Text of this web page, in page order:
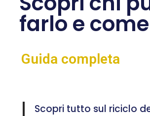
farlo e come
Guida completa
Scopri tutto sul riciclo